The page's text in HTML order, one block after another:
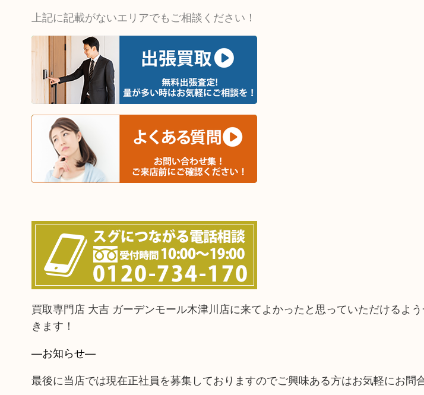
上記に記載がないエリアでもご相談ください！
買取専門店 大吉 ガーデンモール木津川店に来てよかったと思っていただけるよ
きます！
—お知らせ—
最後に当店では現在正社員を募集しておりますのでご興味ある方はお気軽にお問